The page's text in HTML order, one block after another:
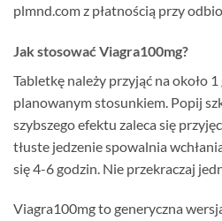
plmnd.com z płatnością przy
Jak stosować Viagra100mg?
Tabletkę należy przyjąć na około
planowanym stosunkiem. Popij
szybszego efektu zaleca się
tłuste jedzenie spowalnia
się 4-6 godzin. Nie przekraczaj
Viagra100mg to generyczna